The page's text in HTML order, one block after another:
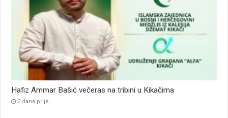
Hafiz Ammar Bašić večeras na tribini u Kikačima
2 dana prije